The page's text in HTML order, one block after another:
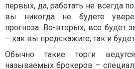
первых, да, работать не всегда
вы никогда не будете
прогноза. Во-вторых, все будет
– как вы предскажите, так и
Обычно такие торги
называемых брокеров –